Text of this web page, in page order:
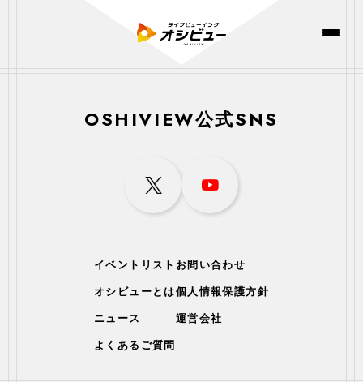
OSHIVIEW公式SNS
イベントリスト
オシビューとは
ニュース
よくあるご質問
お問い合わせ
個人情報保護方針
運営会社